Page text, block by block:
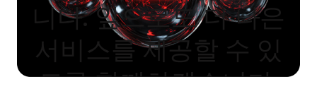
니다. 앞으로도 더 나은
서비스를 제공할 수 있
도록 함께하겠습니다.